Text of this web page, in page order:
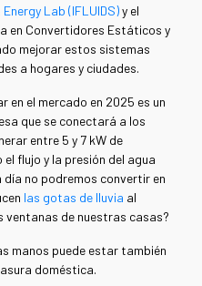
Lab (IFLUIDS)y el
en Convertidores Estáticos y
mejorar estos sistemas
a hogares y ciudades.
en el mercado en 2025 es un
que se conectará a los
entre 5 y 7 kW de
flujo y la presión del agua
día no podremos convertir en
las gotas de lluvia al
de nuestras casas?
manos puede estar también
doméstica.